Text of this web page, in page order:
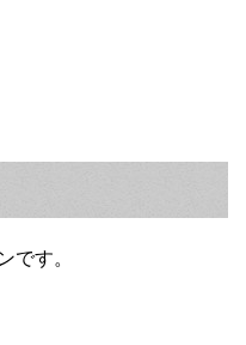
です。